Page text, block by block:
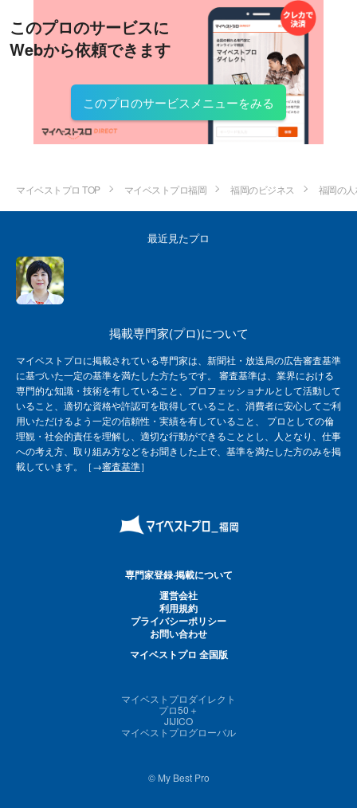
このプロのサービスに
Webから依頼できます
このプロのサービスメニューをみる
マイベストプロ TOP マイベストプロ福岡 福岡のビジネス 福岡の
最近見たプロ
掲載専門家(プロ)について
マイベストプロに掲載されている専門家は、新聞社・放送局の広告審査基準
に基づいた一定の基準を満たした方たちです。 審査基準は、業界における
専門的な知識・技術を有していること、プロフェッショナルとして活動して
いること、適切な資格や許認可を取得していること、消費者に安心してご利
用いただけるよう一定の信頼性・実績を有していること、 プロとしての倫
理観・社会的責任を理解し、適切な行動ができることとし、人となり、仕事
への考え方、取り組み方などをお聞きした上で、基準を満たした方のみを掲
載しています。［→審査基準］
専門家登録·掲載について
運営会社
利用規約
プライバシーポリシー
お問い合わせ
マイベストプロ 全国版
マイベストプロダイレクト
プロ50＋
JIJICO
マイベストプログローバル
© My Best Pro